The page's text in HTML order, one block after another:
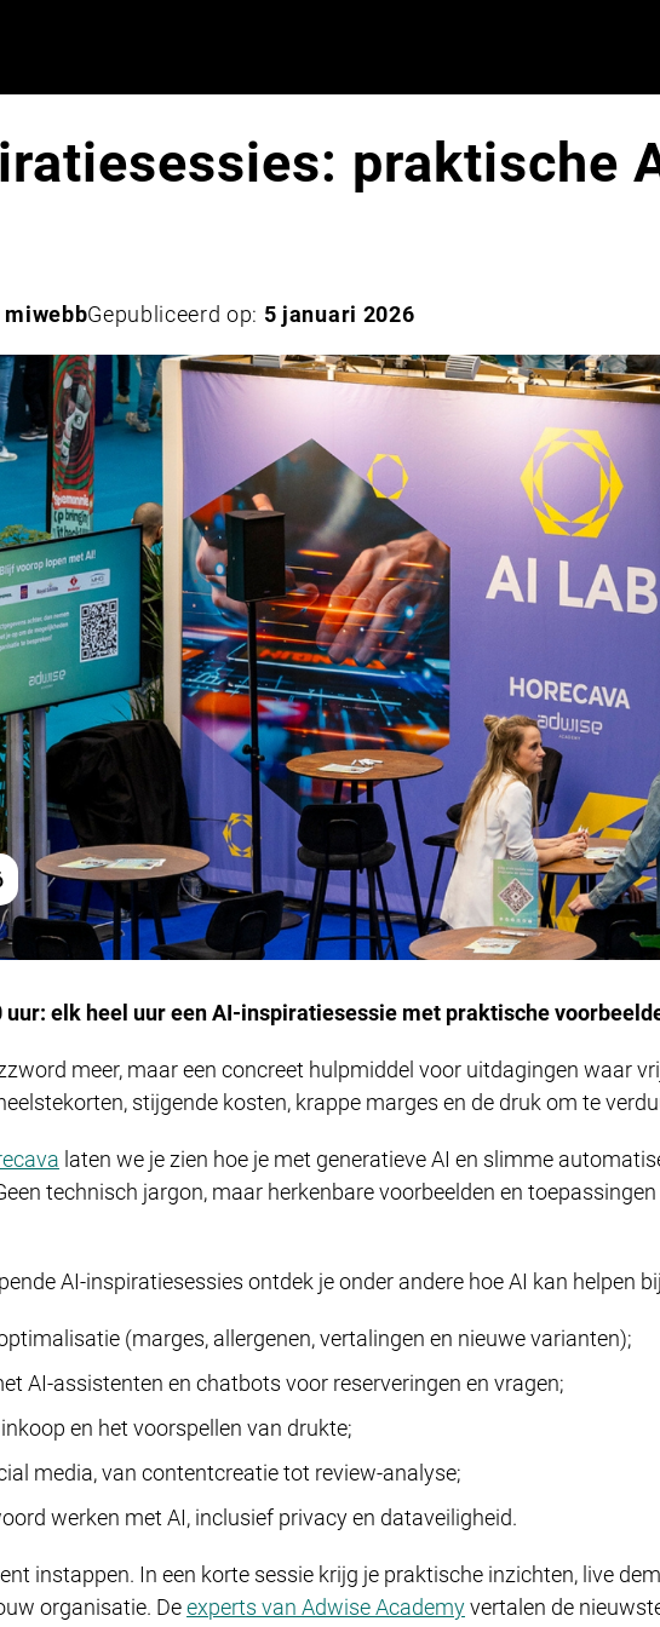
praktische
miwebbGepubliceerd op: 5 januari 2026
uur: elk heel uur een AI-inspiratiesessie met praktische
meer, maar een concreet hulpmiddel voor uitdagingen waar
stijgende kosten, krappe marges en de druk om te
laten we je zien hoe je met generatieve AI en slimme
technisch jargon, maar herkenbare voorbeelden en
AI-inspiratiesessies ontdek je onder andere hoe AI kan helpen
(marges, allergenen, vertalingen en nieuwe varianten);
AI-assistenten en chatbots voor reserveringen en vragen;
en het voorspellen van drukte;
media, van contentcreatie tot review-analyse;
werken met AI, inclusief privacy en dataveiligheid.
instappen. In een korte sessie krijg je praktische inzichten, live
organisatie. Deexperts van Adwise Academyvertalen de